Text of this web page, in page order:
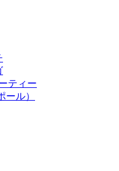
ティー
ール）